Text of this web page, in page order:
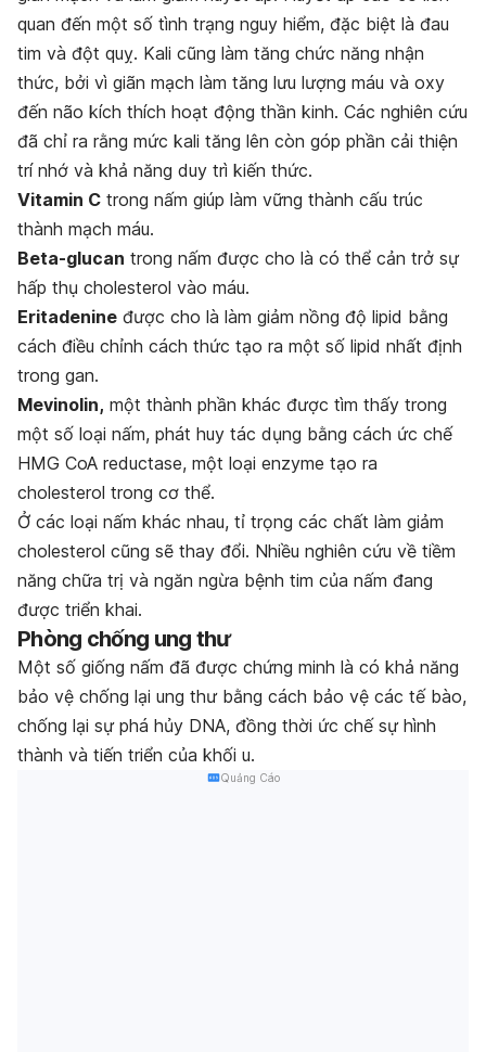
quan đến một số tình trạng nguy hiểm, đặc biệt là đau
tim và đột quỵ. Kali cũng làm tăng chức năng nhận
thức, bởi vì giãn mạch làm tăng lưu lượng máu và oxy
đến não kích thích hoạt động thần kinh. Các nghiên cứu
đã chỉ ra rằng mức kali tăng lên còn góp phần cải thiện
trí nhớ và khả năng duy trì kiến thức.
Vitamin C trong nấm giúp làm vững thành cấu trúc
thành mạch máu.
Beta-glucan trong nấm được cho là có thể cản trở sự
hấp thụ cholesterol vào máu.
Eritadenine được cho là làm giảm nồng độ lipid bằng
cách điều chỉnh cách thức tạo ra một số lipid nhất định
trong gan.
Mevinolin, một thành phần khác được tìm thấy trong
một số loại nấm, phát huy tác dụng bằng cách ức chế
HMG CoA reductase, một loại enzyme tạo ra
cholesterol trong cơ thể.
Ở các loại nấm khác nhau, tỉ trọng các chất làm giảm
cholesterol cũng sẽ thay đổi. Nhiều nghiên cứu về tiềm
năng chữa trị và ngăn ngừa bệnh tim của nấm đang
được triển khai.
Phòng chống ung thư
Một số giống nấm đã được chứng minh là có khả năng
bảo vệ chống lại ung thư bằng cách bảo vệ các tế bào,
chống lại sự phá hủy DNA, đồng thời ức chế sự hình
thành và tiến triển của khối u.
Quảng Cáo